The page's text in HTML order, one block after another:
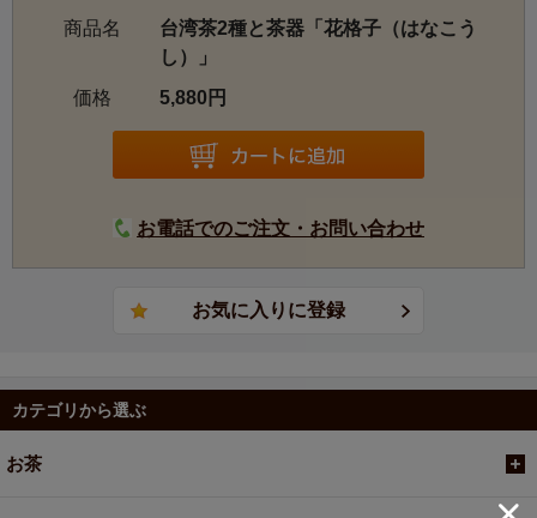
商品名
台湾茶2種と茶器「花格子（はなこう
し）」
価格
5,880円
お電話でのご注文・お問い合わせ
カテゴリから選ぶ
お茶